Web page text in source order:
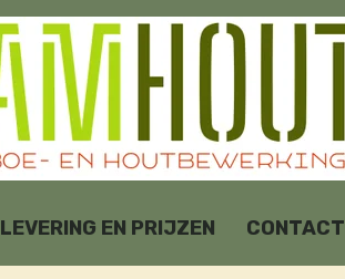
LEVERING EN PRIJZEN CONTACT